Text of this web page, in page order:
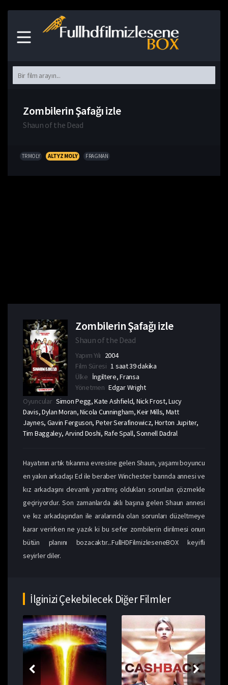
Zombilerin Şafağı izle
Shaun of the Dead
TR MOLY ALTYZ MOLY FRAGMAN
Zombilerin Şafağı izle
Shaun of the Dead
Yapım Yılı 2004
Film Süresi 1 saat 39 dakika
Ülke İngiltere, Fransa
Yönetmen Edgar Wright
Oyuncular Simon Pegg, Kate Ashfield, Nick Frost, Lucy
Davis, Dylan Moran, Nicola Cunningham, Keir Mills, Matt
Jaynes, Gavin Ferguson, Peter Serafinowicz, Horton Jupiter,
Tim Baggaley, Arvind Doshi, Rafe Spall, Sonnell Dadral
Hayatının artık tıkanma evresine gelen Shaun, yaşamı boyuncu
en yakın arkadaşı Ed ile beraber Winchester barında annesi ve
kız arkadaşını devamlı yaratmış oldukları sorunları çözmekle
geçiriyordur. Son zamanlarda aklı başına gelen Shaun annesi
ve kız arkadaşından ile aralarında olan sorunları düzeltmeye
karar verirken ne yazık ki bu sefer zombilerin dirilmesi onun
bütün planını bozacaktır...FullHDFilmizleseneBOX keyifli
seyirler diler.
İlginizi Çekebilecek Diğer Filmler